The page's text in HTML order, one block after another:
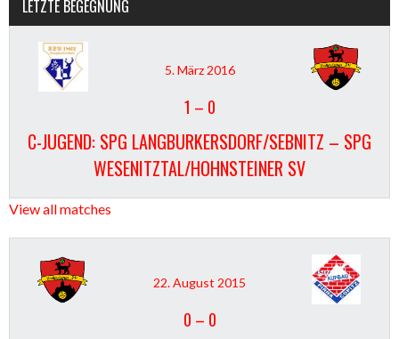
LETZTE BEGEGNUNG
5. März 2016
1 – 0
C-JUGEND: SPG LANGBURKERSDORF/SEBNITZ – SPG
WESENITZTAL/HOHNSTEINER SV
View all matches
22. August 2015
0 – 0